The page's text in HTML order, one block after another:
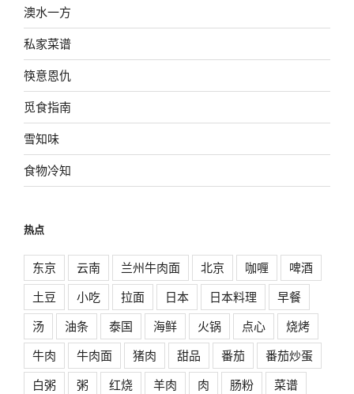
澳水一方
私家菜谱
筷意恩仇
觅食指南
雪知味
食物冷知
热点
东京 云南 兰州牛肉面 北京 咖喱
啤酒
土豆
小吃 拉面 日本 日本料理
早餐
汤
油条 泰国 海鲜 火锅 点心
烧烤
牛肉
牛肉面 猪肉 甜品 番茄
番茄炒蛋
白粥
粥 红烧 羊肉 肉 肠粉
菜谱